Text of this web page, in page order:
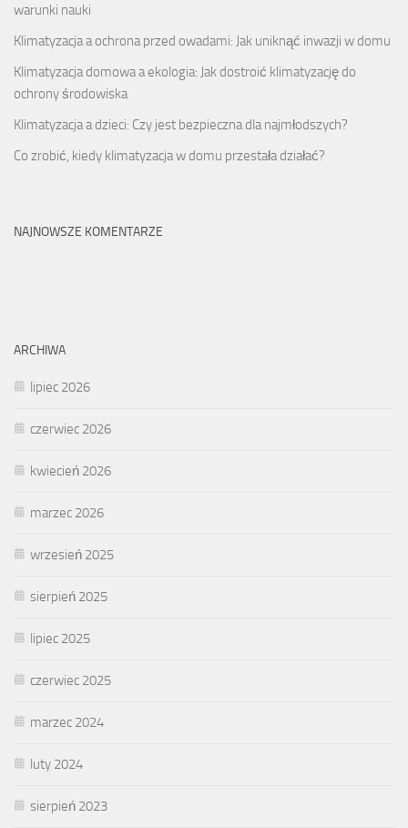
warunki nauki
Klimatyzacja a ochrona przed owadami: Jak uniknąć inwazji w domu
Klimatyzacja domowa a ekologia: Jak dostroić klimatyzację do
ochrony środowiska
Klimatyzacja a dzieci: Czy jest bezpieczna dla najmłodszych?
Co zrobić, kiedy klimatyzacja w domu przestała działać?
NAJNOWSZE KOMENTARZE
ARCHIWA
lipiec 2026
czerwiec 2026
kwiecień 2026
marzec 2026
wrzesień 2025
sierpień 2025
lipiec 2025
czerwiec 2025
marzec 2024
luty 2024
sierpień 2023